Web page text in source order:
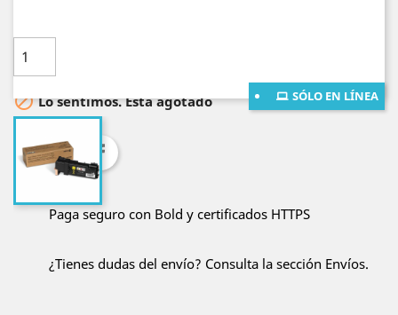
SÓLO EN LÍNEA
Lo sentimos. Está agotado
Compartir
Paga seguro con Bold y certificados HTTPS
¿Tienes dudas del envío? Consulta la sección Envíos.